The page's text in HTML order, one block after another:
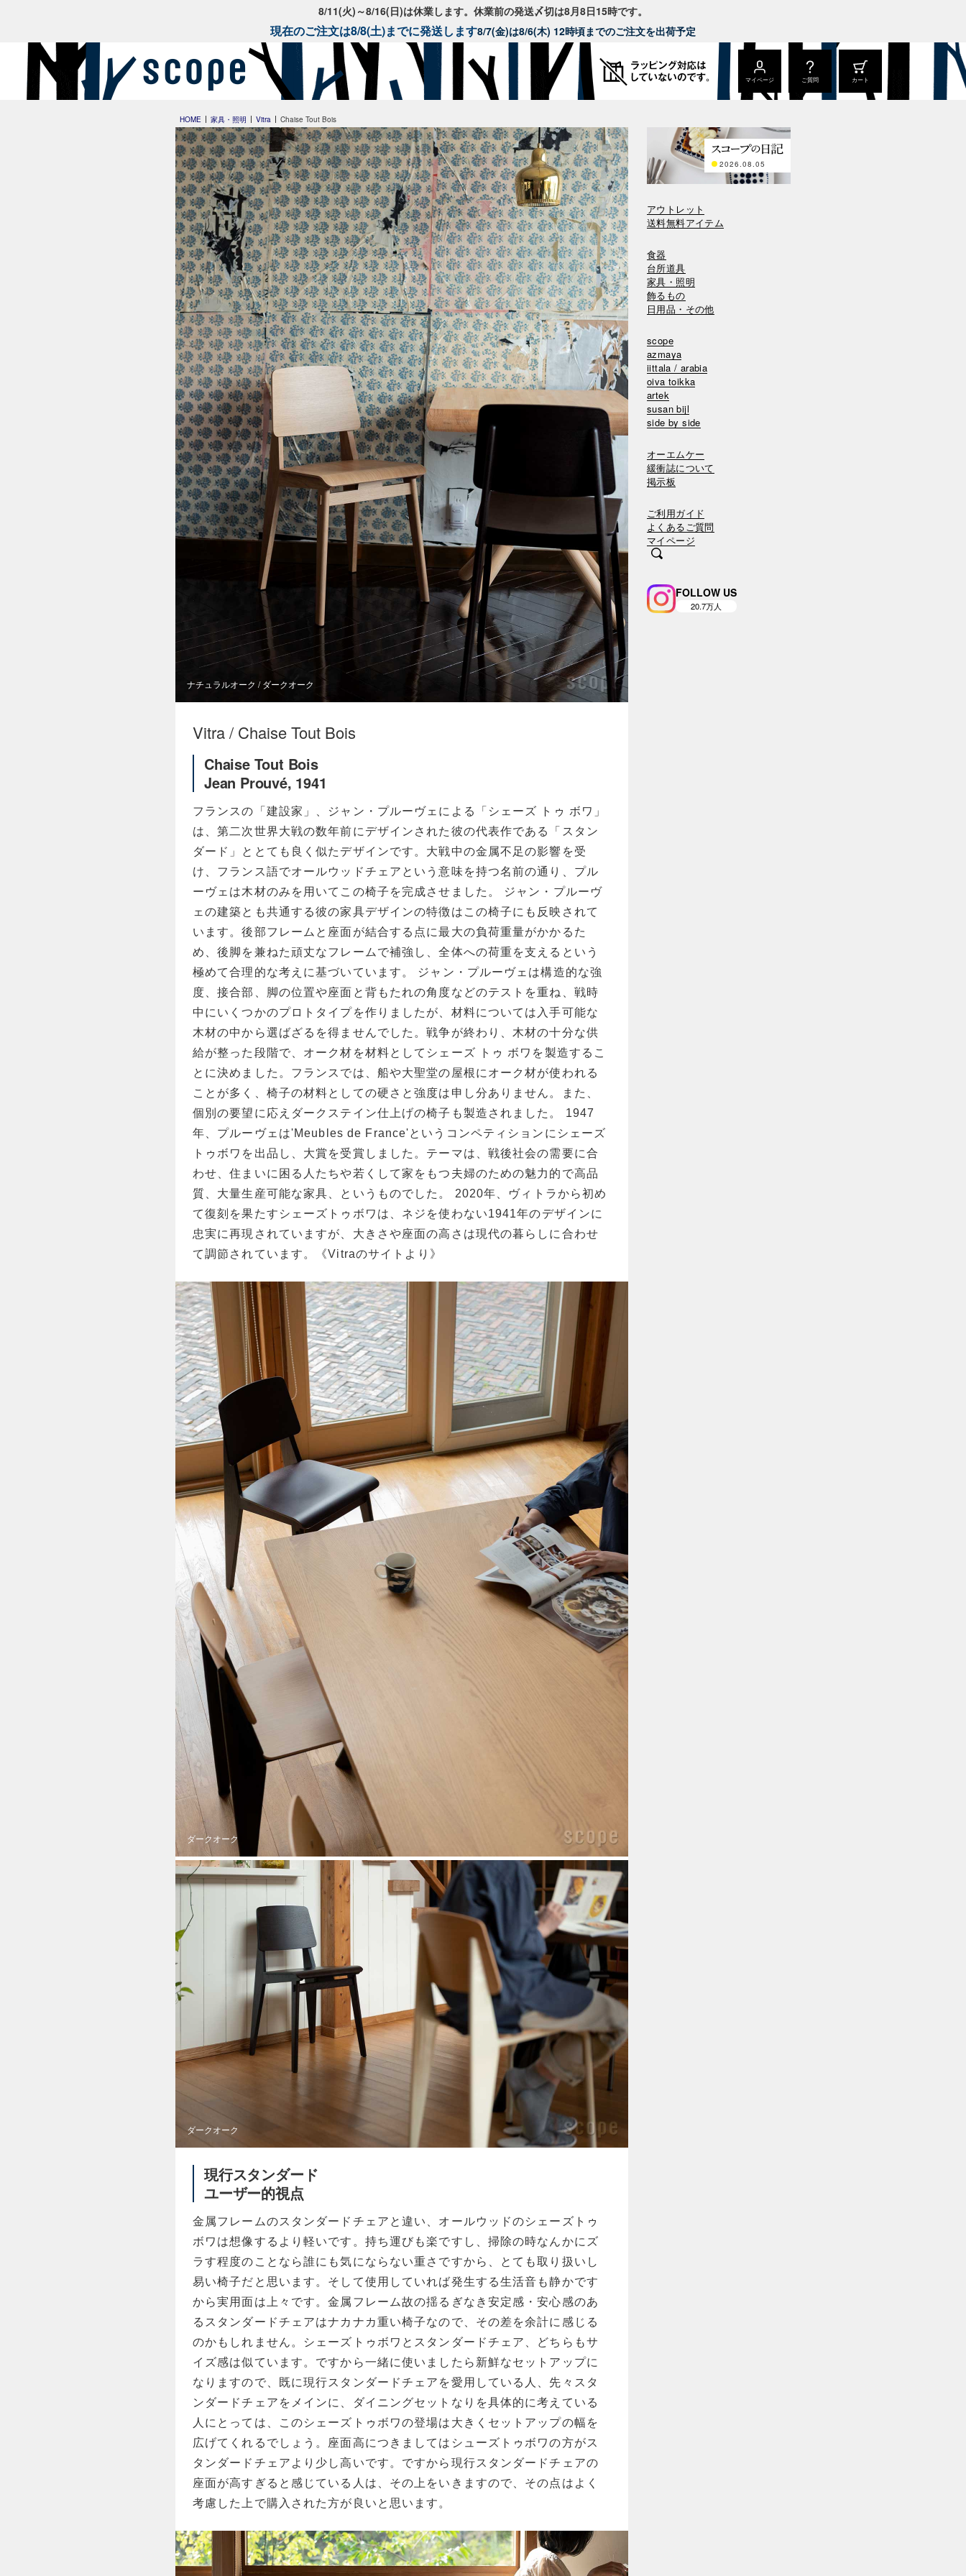
8/11(火)～8/16(日)は休業します。休業前の発送〆切は8月8日15時です。
現在のご注文は8/8(土)までに発送します8/7(金)は8/6(木) 12時頃までのご注文を出荷予定
マイページ ご質問 カート
HOME 家具・照明 Vitra Chaise Tout Bois
ナチュラルオーク / ダークオーク
Vitra / Chaise Tout Bois
Chaise Tout Bois
Jean Prouvé, 1941
フランスの「建設家」、ジャン・プルーヴェによる「シェーズ トゥ ボワ」
は、第二次世界大戦の数年前にデザインされた彼の代表作である「スタン
ダード」ととても良く似たデザインです。大戦中の金属不足の影響を受
け、フランス語でオールウッドチェアという意味を持つ名前の通り、プル
ーヴェは木材のみを用いてこの椅子を完成させました。 ジャン・プルーヴ
ェの建築とも共通する彼の家具デザインの特徴はこの椅子にも反映されて
います。後部フレームと座面が結合する点に最大の負荷重量がかかるた
め、後脚を兼ねた頑丈なフレームで補強し、全体への荷重を支えるという
極めて合理的な考えに基づいています。 ジャン・プルーヴェは構造的な強
度、接合部、脚の位置や座面と背もたれの角度などのテストを重ね、戦時
中にいくつかのプロトタイプを作りましたが、材料については入手可能な
木材の中から選ばざるを得ませんでした。戦争が終わり、木材の十分な供
給が整った段階で、オーク材を材料としてシェーズ トゥ ボワを製造するこ
とに決めました。フランスでは、船や大聖堂の屋根にオーク材が使われる
ことが多く、椅子の材料としての硬さと強度は申し分ありません。また、
個別の要望に応えダークステイン仕上げの椅子も製造されました。 1947
年、プルーヴェは'Meubles de France'というコンペティションにシェーズ
トゥボワを出品し、大賞を受賞しました。テーマは、戦後社会の需要に合
わせ、住まいに困る人たちや若くして家をもつ夫婦のための魅力的で高品
質、大量生産可能な家具、というものでした。 2020年、ヴィトラから初め
て復刻を果たすシェーズトゥボワは、ネジを使わない1941年のデザインに
忠実に再現されていますが、大きさや座面の高さは現代の暮らしに合わせ
て調節されています。《Vitraのサイトより》
ダークオーク
ダークオーク
現行スタンダード
ユーザー的視点
金属フレームのスタンダードチェアと違い、オールウッドのシェーズトゥ
ボワは想像するより軽いです。持ち運びも楽ですし、掃除の時なんかにズ
ラす程度のことなら誰にも気にならない重さですから、とても取り扱いし
易い椅子だと思います。そして使用していれば発生する生活音も静かです
から実用面は上々です。金属フレーム故の揺るぎなき安定感・安心感のあ
るスタンダードチェアはナカナカ重い椅子なので、その差を余計に感じる
のかもしれません。シェーズトゥボワとスタンダードチェア、どちらもサ
イズ感は似ています。ですから一緒に使いましたら新鮮なセットアップに
なりますので、既に現行スタンダードチェアを愛用している人、先々スタ
ンダードチェアをメインに、ダイニングセットなりを具体的に考えている
人にとっては、このシェーズトゥボワの登場は大きくセットアップの幅を
広げてくれるでしょう。座面高につきましてはシューズトゥボワの方がス
タンダードチェアより少し高いです。ですから現行スタンダードチェアの
座面が高すぎると感じている人は、その上をいきますので、その点はよく
考慮した上で購入された方が良いと思います。
2026.08.05
アウトレット
送料無料アイテム
食器
台所道具
家具・照明
飾るもの
日用品・その他
scope
azmaya
iittala / arabia
oiva toikka
artek
susan bijl
side by side
オーエムケー
緩衝誌について
掲示板
ご利用ガイド
よくあるご質問
マイページ
FOLLOW US